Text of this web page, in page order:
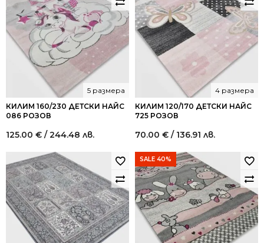
/
136.91
лв..
/
82.14
лв..
КИЛИМ 160/230 ДЕТСКИ НАЙС
086 РОЗОВ
5 размера
125.00 € / 244.48 лв.
КИЛИМ 120/170 ДЕТСКИ НАЙС
725 РОЗОВ
4 размера
70.00 € / 136.91 лв.
SALE 40%